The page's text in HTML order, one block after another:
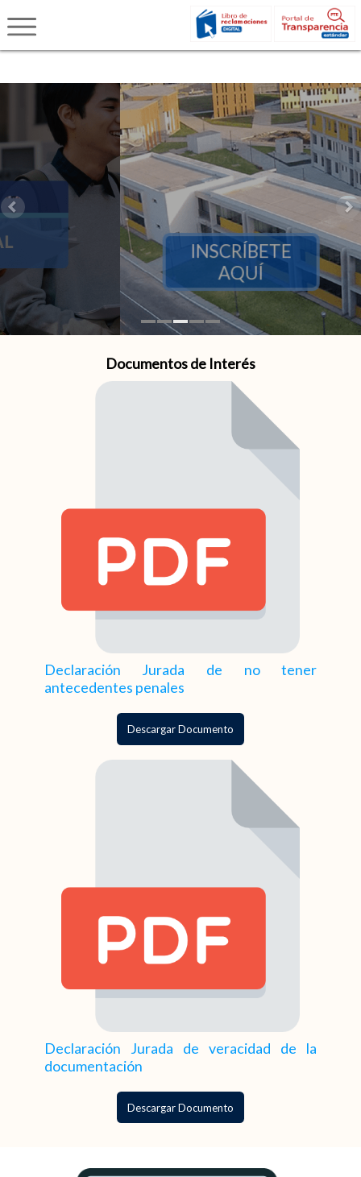
ADMISIÓN 2026-I - Modalidad
Presencial
EXAMEN ORDINARIO Y
EXTRAORDINARIO
INSCRÍBETE AQUÍ
Documentos de Interés
Declaración Jurada de no tener
antecedentes penales
Descargar Documento
Declaración Jurada de veracidad de la
documentación
Descargar Documento